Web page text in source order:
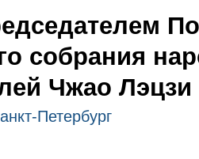
собрания
Чжао Лэцзи
Петербург